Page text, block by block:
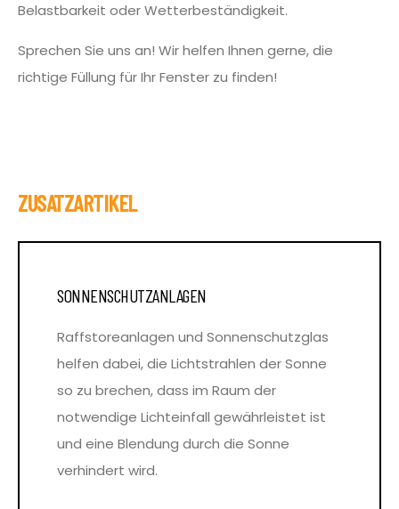
Belastbarkeit oder Wetterbeständigkeit.
Sprechen Sie uns an! Wir helfen Ihnen gerne, die
richtige Füllung für Ihr Fenster zu finden!
ZUSATZARTIKEL
SONNENSCHUTZANLAGEN
Raffstoreanlagen und Sonnenschutzglas
helfen dabei, die Lichtstrahlen der Sonne
so zu brechen, dass im Raum der
notwendige Lichteinfall gewährleistet ist
und eine Blendung durch die Sonne
verhindert wird.